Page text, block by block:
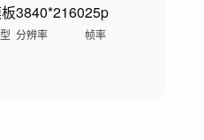
3840*2160
分辨率
25p
帧率